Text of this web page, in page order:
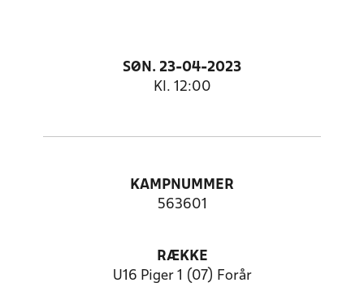
SØN. 23-04-2023
Kl. 12:00
KAMPNUMMER
563601
RÆKKE
U16 Piger 1 (07) Forår